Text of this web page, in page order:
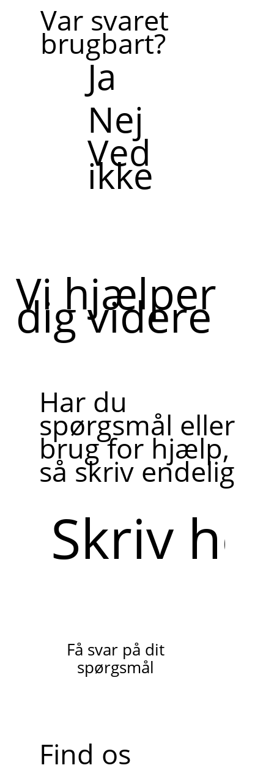
Var svaret
brugbart?
Ja
Nej
Ved
ikke
Vi hjælper
dig videre
Har du
spørgsmål eller
brug for hjælp,
så skriv endelig
her
Få svar på dit
spørgsmål
Find os